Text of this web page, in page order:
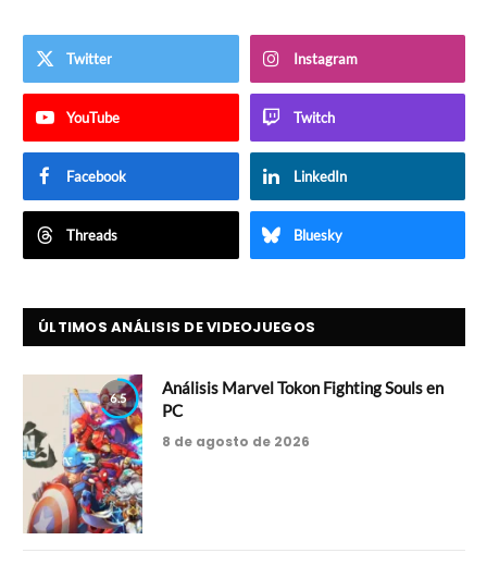
Twitter Instagram
YouTube Twitch
Facebook LinkedIn
Threads Bluesky
ÚLTIMOS ANÁLISIS DE VIDEOJUEGOS
6.5
Análisis Marvel Tokon Fighting Souls en
PC
8 de agosto de 2026